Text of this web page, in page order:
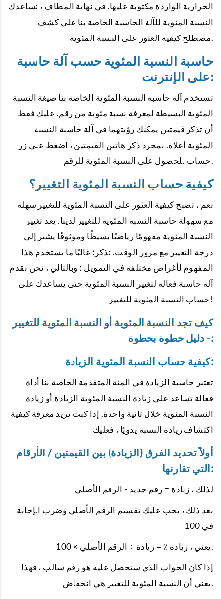
الحرارية الواردة مكتوبة عليها. في نهاية المطاف ، تساعدك
النسبة المئوية للآلة الحاسبة الخاصة بنا على كشف
مصطلح كيفية العثور على النسبة المئوية.
حاسبة النسبة المئوية حسب آلة حاسبة
على الإنترنت:
تستخدم آلة حاسبة النسبة المئوية الخاصة بنا صيغة النسبة
المئوية البسيطة لمعرفة نسبة مئوية من رقم. عليك فقط
أن تذكر قيمتين يمكنك رؤيتهما في آلة حاسبة النسبة
المئوية أعلاه. بمجرد ذكر هاتين القيمتين ، اضغط على زر
حساب للحصول على النسبة المئوية للرقم.
كيفية حساب النسبة المئوية التغيير؟
نعم ، تصبح كيفية العثور على النسبة المئوية للتغيير سهلة
مع سهولة حاسبة النسبة المئوية للتغيير لدينا. يعد تغيير
النسبة المئوية مفهومًا رياضيًا بسيطًا وموثوقًا يشير إلى
درجة التغيير مع مرور الوقت. تذكر؛ غالبًا ما يستخدم هذا
المفهوم لأغراض مختلفة في التمويل ؛ وبالتالي ، نحن نقدم
آلة حاسبة فعالة لتغيير النسبة المئوية حتى يساعدك على
حساب النسبة المئوية للتغيير!
كيف تجد النسبة المئوية أو النسبة المئوية للتغيير
- دليل خطوة بخطوة:
كيفية حساب النسبة المئوية الزيادة:
تعتبر حاسبة الزيادة في المئة المتقدمة الخاصة بنا أداة
فعالة تساعد على زيادة النسبة المئوية الزيادة أو زيادة
النسبة المئوية خلال ثانية واحدة. إذا كنت تريد معرفة كيفية
اكتشاف زيادة النسبة يدويًا ، فعليك
أولاً تحديد الفرق (الزيادة) بين القيمتين / الأرقام
التي تقارنها:
لذلك ، زيادة = رقم جديد - الرقم الأصلي
بعد ذلك ، يجب عليك تقسيم الرقم الأصلي وضرب الإجابة
في 100
يعني ، زيادة ٪ = زيادة ÷ الرقم الأصلي × 100.
إذا كان الجواب الذي ستحصل عليه هو رقم سالب ، فهذا
يعني أن النسبة المئوية للتغيير هي انخفاض.